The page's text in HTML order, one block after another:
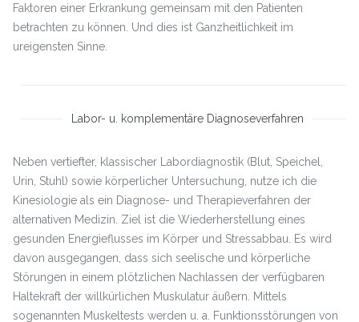
Faktoren einer Erkrankung gemeinsam mit den Patienten
betrachten zu können. Und dies ist Ganzheitlichkeit im
ureigensten Sinne.
Labor- u. komplementäre Diagnoseverfahren
Neben vertiefter, klassischer Labordiagnostik (Blut, Speichel,
Urin, Stuhl) sowie körperlicher Untersuchung, nutze ich die
Kinesiologie als ein Diagnose- und Therapieverfahren der
alternativen Medizin. Ziel ist die Wiederherstellung eines
gesunden Energieflusses im Körper und Stressabbau. Es wird
davon ausgegangen, dass sich seelische und körperliche
Störungen in einem plötzlichen Nachlassen der verfügbaren
Haltekraft der willkürlichen Muskulatur äußern. Mittels
sogenannten Muskeltests werden u. a. Funktionsstörungen von